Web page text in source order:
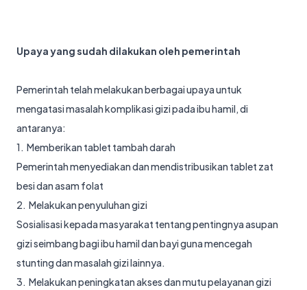
Upaya yang sudah dilakukan oleh pemerintah
Pemerintah telah melakukan berbagai upaya untuk
mengatasi masalah komplikasi gizi pada ibu hamil, di
antaranya:
1. Memberikan tablet tambah darah
Pemerintah menyediakan dan mendistribusikan tablet zat
besi dan asam folat
2. Melakukan penyuluhan gizi
Sosialisasi kepada masyarakat tentang pentingnya asupan
gizi seimbang bagi ibu hamil dan bayi guna mencegah
stunting dan masalah gizi lainnya.
3. Melakukan peningkatan akses dan mutu pelayanan gizi